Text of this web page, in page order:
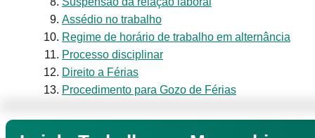
Assédio no trabalho
Regime de horário de trabalho em alternância
Processo disciplinar
Direito a Férias
Procedimento para Gozo de Férias